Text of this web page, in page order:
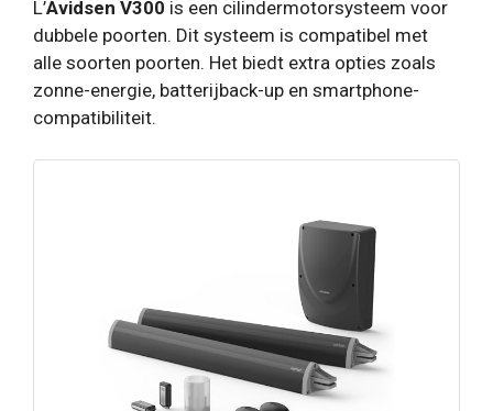
L’Avidsen V300 is een cilindermotorsysteem voor
dubbele poorten. Dit systeem is compatibel met
alle soorten poorten. Het biedt extra opties zoals
zonne-energie, batterijback-up en smartphone-
compatibiliteit.